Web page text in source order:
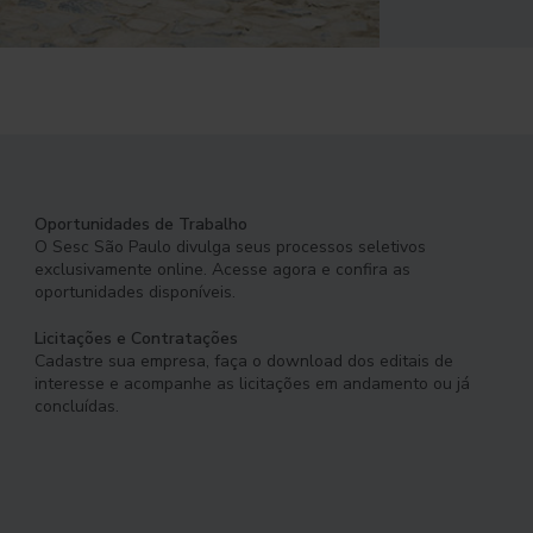
Oportunidades de Trabalho
O Sesc São Paulo divulga seus processos seletivos
exclusivamente online. Acesse agora e confira as
oportunidades disponíveis.
Licitações e Contratações
Cadastre sua empresa, faça o download dos editais de
interesse e acompanhe as licitações em andamento ou já
concluídas.